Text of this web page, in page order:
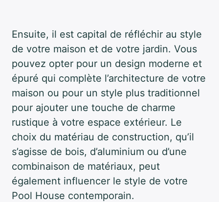
Ensuite, il est capital de réfléchir au style
de votre maison et de votre jardin. Vous
pouvez opter pour un design moderne et
épuré qui complète l’architecture de votre
maison ou pour un style plus traditionnel
pour ajouter une touche de charme
rustique à votre espace extérieur. Le
choix du matériau de construction, qu’il
s’agisse de bois, d’aluminium ou d’une
combinaison de matériaux, peut
également influencer le style de votre
Pool House contemporain.